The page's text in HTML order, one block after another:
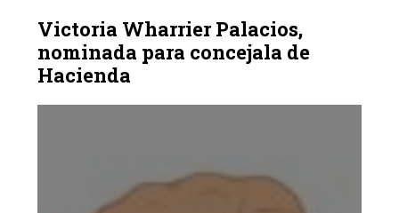
Victoria Wharrier Palacios,
nominada para concejala de
Hacienda